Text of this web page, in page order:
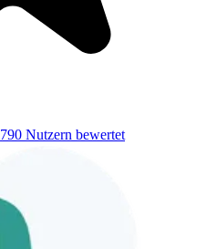
790 Nutzern bewertet